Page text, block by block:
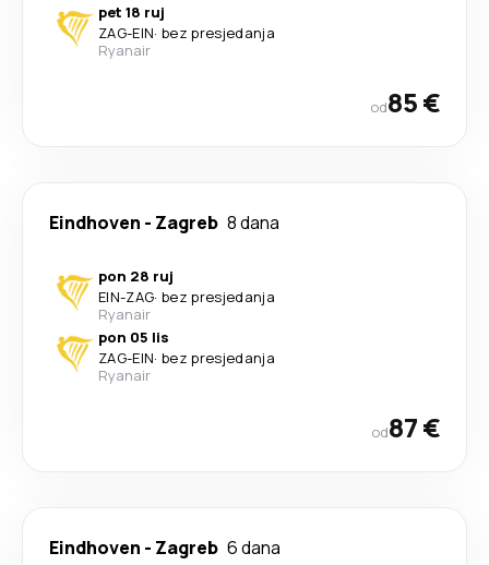
pet 18 ruj
ZAG-EIN· bez presjedanja
Ryanair
od85 €
Eindhoven - Zagreb 8 dana
pon 28 ruj
EIN-ZAG· bez presjedanja
Ryanair
pon 05 lis
ZAG-EIN· bez presjedanja
Ryanair
od87 €
Eindhoven - Zagreb 6 dana